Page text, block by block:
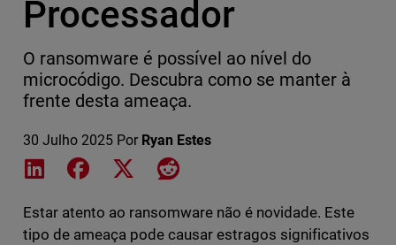
Processador
O ransomware é possível ao nível do
microcódigo. Descubra como se manter à
frente desta ameaça.
30 Julho 2025 Por Ryan Estes
Share on LinkedIn
Share on Facebook
Share on XShare on Reddit
Estar atento ao ransomware não é novidade. Este
tipo de ameaça pode causar estragos significativos